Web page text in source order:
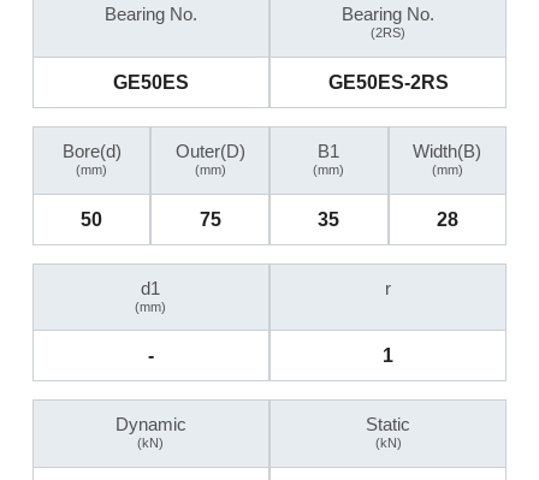
Bearing No.
GE50ES
Bearing No.
(2RS)
GE50ES-2RS
Bore(d)
(mm)
50
Outer(D)
(mm)
75
B1
(mm)
35
Width(B)
(mm)
28
d1
(mm)
-
r
1
Dynamic
(kN)
Static
(kN)